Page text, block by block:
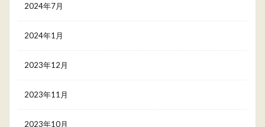
2024年7月
2024年1月
2023年12月
2023年11月
2023年10月